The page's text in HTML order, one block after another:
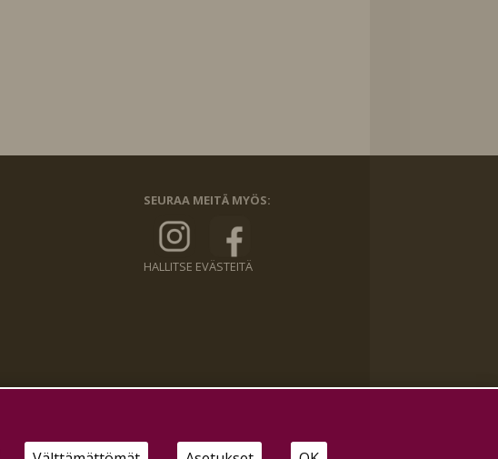
SEURAA MEITÄ MYÖS:
HALLITSE EVÄSTEITÄ